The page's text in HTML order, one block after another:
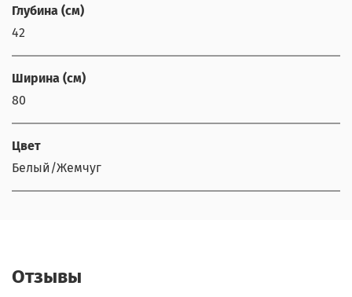
Глубина (см)
42
Ширина (см)
80
Цвет
Белый/Жемчуг
Отзывы